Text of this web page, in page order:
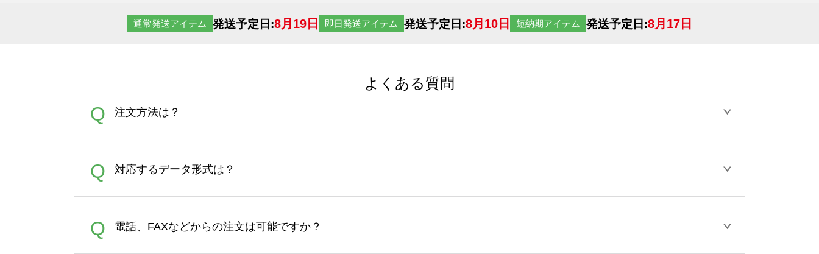
通常発送アイテム 発送予定日:8月19日 即日発送アイテム 発送予定日:8月10日 短納期アイテム 発送予定日:8月17日
よくある質問
Q 注文方法は？
A
す。 30枚以上やシルク印刷など、大口注文の場合は、サポートが担当する
さい。製作する数量が多ければ多いほど、オンデマンドサービスよりも低価格で製作することが可能です。
Q 対応するデータ形式は？
A
ズは、20MBです。デジカメやスマホで撮影した写真などもアップロード可能です。使用できない画像はエラーになります。（※
Illustratorからの直接入稿には対応していません。AIで保存し、デザインツールからアップロードして下さい）
Q 電話、FAXなどからの注文は可能ですか？